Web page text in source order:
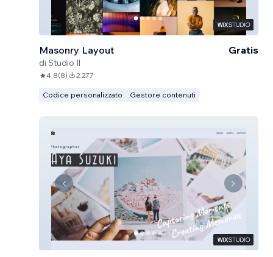
Masonry Layout
di Studio Il
Gratis
4,8(8) 2.277
Codice personalizzato Gestore contenuti